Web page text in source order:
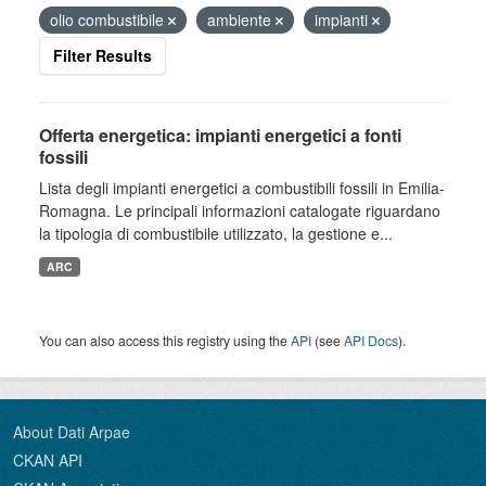
olio combustibile
ambiente
impianti
Filter Results
Offerta energetica: impianti energetici a fonti
fossili
Lista degli impianti energetici a combustibili fossili in Emilia-
Romagna. Le principali informazioni catalogate riguardano
la tipologia di combustibile utilizzato, la gestione e...
ARC
You can also access this registry using theAPI (seeAPI Docs).
About Dati Arpae
CKAN API